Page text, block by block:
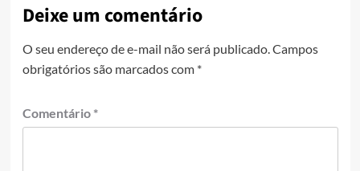
Deixe um comentário
O seu endereço de e-mail não será publicado. Campos
obrigatórios são marcados com *
Comentário *